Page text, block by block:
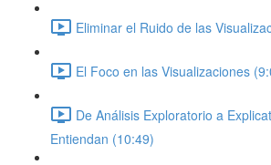
Eliminar el Ruido de las
El Foco en las Visualizaciones
De Análisis Exploratorio a
Entiendan (10:49)